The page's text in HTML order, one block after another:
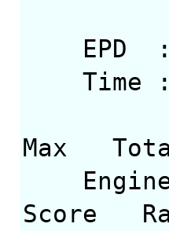
EPD :
Time :
Max
Score